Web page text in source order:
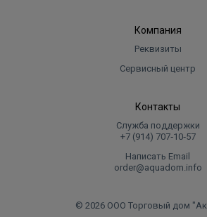
Компания
Реквизиты
Сервисный центр
Контакты
Служба поддержки
+7 (914) 707‑10‑57
Написать Email
order@aquadom.info
© 2026 ООО Торговый дом